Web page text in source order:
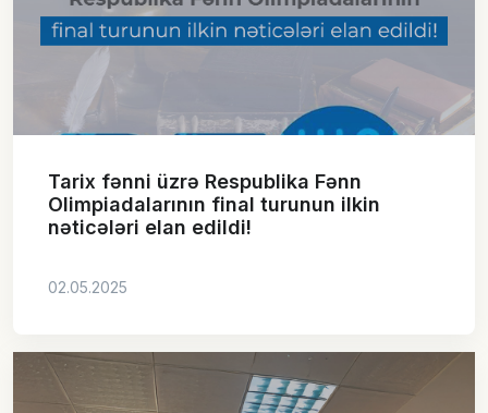
Tarix fənni üzrə Respublika Fənn
Olimpiadalarının final turunun ilkin
nəticələri elan edildi!
02.05.2025